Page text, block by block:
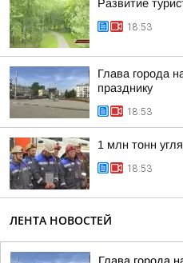
Развитие
18:53
Глава города
празднику
18:53
1 млн тонн
18:53
ЛЕНТА НОВОСТЕЙ